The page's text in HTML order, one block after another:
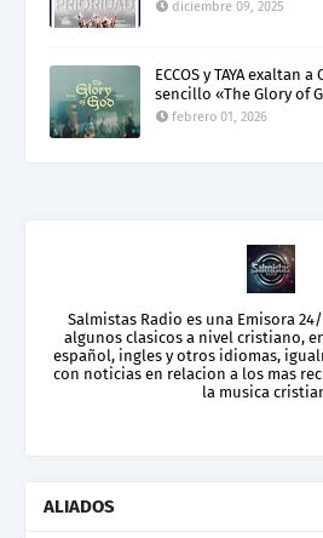
diciembre 09, 2025
ECCOS y TAYA exaltan
sencillo «The Glory of
febrero 01, 2026
Salmistas Radio es una Emisora
algunos clasicos a nivel cristiano,
español, ingles y otros idiomas,
con noticias en relacion a los mas
la musica
ALIADOS